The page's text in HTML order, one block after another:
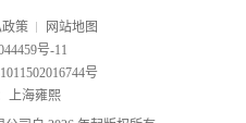
政策
网站地图
号-11
号
上海雍熙